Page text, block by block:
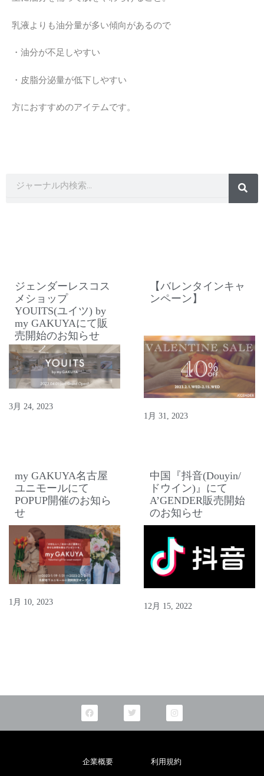
乳液よりも油分量が多い傾向があるので
・油分が不足しやすい
・皮脂分泌量が低下しやすい
方におすすめのアイテムです。
ジェンダーレスコス
メショップ
YOUITS(ユイツ) by
my GAKUYAにて販
売開始のお知らせ
3月 24, 2023
【バレンタインキャ
ンペーン】
1月 31, 2023
my GAKUYA名古屋
ユニモールにて
POPUP開催のお知ら
せ
1月 10, 2023
中国『抖音(Douyin/
ドウイン)』にて
A’GENDER販売開始
のお知らせ
12月 15, 2022
F
a
c
e
o
k
T
w
i
t
I
n
s
t
r
a
企業概要 利用規約